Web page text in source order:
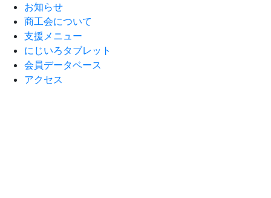
お知らせ
商工会について
支援メニュー
にじいろタブレット
会員データベース
アクセス